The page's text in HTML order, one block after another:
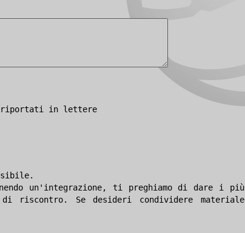
riportati in lettere
un'integrazione, ti preghiamo di dare i più
Se desideri condividere materiale